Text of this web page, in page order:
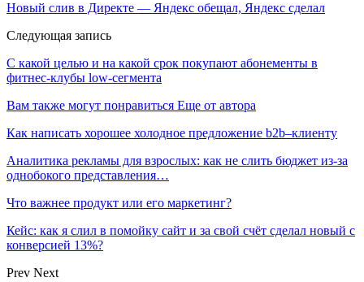
Новый слив в Директе — Яндекс обещал, Яндекс сделал
Следующая запись
С какой целью и на какой срок покупают абонементы в
фитнес-клубы low-сегмента
Вам также могут понравиться Еще от автора
Как написать хорошее холодное предложение b2b–клиенту
Аналитика рекламы для взрослых: как не слить бюджет из-за
однобокого представления…
Что важнее продукт или его маркетинг?
Кейс: как я слил в помойку сайт и за свой счёт сделал новый с
конверсией 13%?
Prev Next